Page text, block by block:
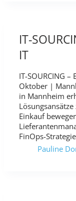
IT-
IT
IT-SOURCING
Oktober |
in Mannheim
Einkauf
FinOps-
Pauline